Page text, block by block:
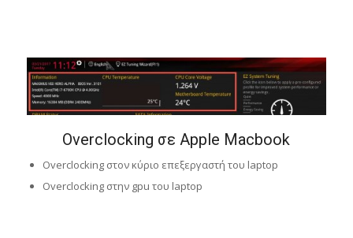
Overclocking σε Apple Macbook
Overclocking στον κύριο επεξεργαστή του laptop
Overclocking στην gpu του laptop